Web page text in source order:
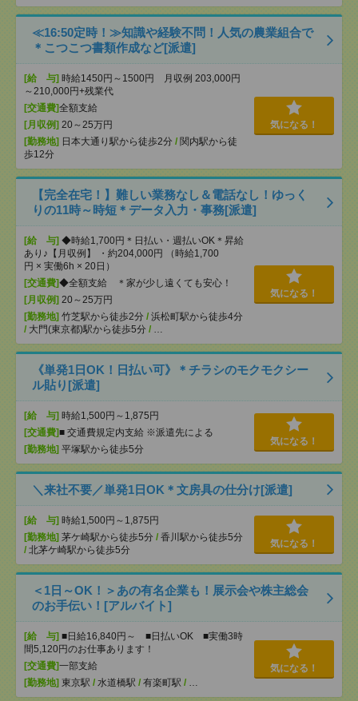
≪16:50定時！≫知識や経験不問！人気の農業組合で
＊こつこつ書類作成など[派遣]
[給 与] 時給1450円～1500円 月収例 203,000円
～210,000円+残業代
[交通費]全額支給
[月収例] 20～25万円
[勤務地] 日本大通り駅から徒歩2分 / 関内駅から徒
歩12分
気になる！
【完全在宅！】難しい業務なし＆電話なし！ゆっく
りの11時～時短＊データ入力・事務[派遣]
[給 与] ◆時給1,700円＊日払い・週払いOK＊昇給
あり♪【月収例】 ・約204,000円 （時給1,700
円 × 実働6h × 20日）
[交通費]◆全額支給 ＊家が少し遠くても安心！
[月収例] 20～25万円
[勤務地] 竹芝駅から徒歩2分 / 浜松町駅から徒歩4分
/ 大門(東京都)駅から徒歩5分 / …
気になる！
《単発1日OK！日払い可》＊チラシのモクモクシー
ル貼り[派遣]
[給 与] 時給1,500円～1,875円
[交通費]■ 交通費規定内支給 ※派遣先による
[勤務地] 平塚駅から徒歩5分
気になる！
＼来社不要／単発1日OK＊文房具の仕分け[派遣]
[給 与] 時給1,500円～1,875円
[勤務地] 茅ケ崎駅から徒歩5分 / 香川駅から徒歩5分
/ 北茅ケ崎駅から徒歩5分
気になる！
＜1日～OK！＞あの有名企業も！展示会や株主総会
のお手伝い！[アルバイト]
[給 与] ■日給16,840円～ ■日払いOK ■実働3時
間5,120円のお仕事あります！
[交通費]一部支給
[勤務地] 東京駅 / 水道橋駅 / 有楽町駅 / …
気になる！